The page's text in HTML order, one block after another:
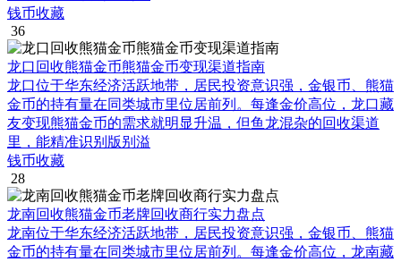
钱币收藏
36
龙口回收熊猫金币熊猫金币变现渠道指南
龙口位于华东经济活跃地带，居民投资意识强，金银币、熊猫
金币的持有量在同类城市里位居前列。每逢金价高位，龙口藏
友变现熊猫金币的需求就明显升温，但鱼龙混杂的回收渠道
里，能精准识别版别溢
钱币收藏
28
龙南回收熊猫金币老牌回收商行实力盘点
龙南位于华东经济活跃地带，居民投资意识强，金银币、熊猫
金币的持有量在同类城市里位居前列。每逢金价高位，龙南藏